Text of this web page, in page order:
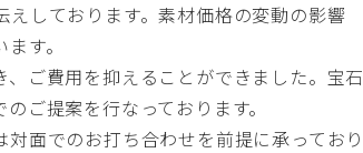
しております。素材価格の変動の影響
す。
ご費用を抑えることができました。宝石
ご提案を行なっております。
面でのお打ち合わせを前提に承っており